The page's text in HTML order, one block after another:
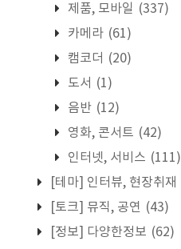
제품, 모바일 (337)
카메라 (61)
캠코더 (20)
도서 (1)
음반 (12)
영화, 콘서트 (42)
인터넷, 서비스 (111)
[테마] 인터뷰, 현장취재
[토크] 뮤직, 공연 (43)
[정보] 다양한정보 (62)